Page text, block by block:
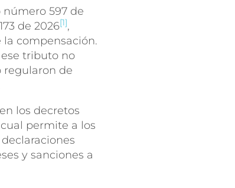
597 de
de 2026[1],
compensación.
tributo no
regularon de
los decretos
permite a los
y sanciones a